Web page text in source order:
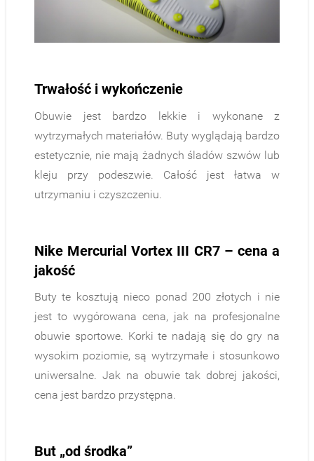
Trwałość i wykończenie
Obuwie jest bardzo lekkie i wykonane z
wytrzymałych materiałów. Buty wyglądają bardzo
estetycznie, nie mają żadnych śladów szwów lub
kleju przy podeszwie. Całość jest łatwa w
utrzymaniu i czyszczeniu.
Nike Mercurial Vortex III CR7 – cena a
jakość
Buty te kosztują nieco ponad 200 złotych i nie
jest to wygórowana cena, jak na profesjonalne
obuwie sportowe. Korki te nadają się do gry na
wysokim poziomie, są wytrzymałe i stosunkowo
uniwersalne. Jak na obuwie tak dobrej jakości,
cena jest bardzo przystępna.
But „od środka”